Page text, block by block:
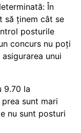
În
să ținem cât se
posturile
concurs nu poți
unui
9.70 la
sunt mari
nu sunt posturi